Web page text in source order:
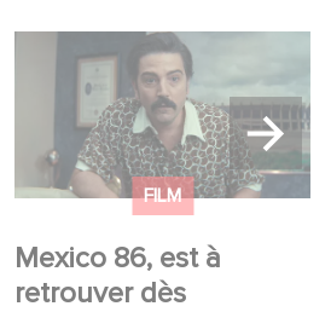
FILM
Mexico 86, est à
retrouver dès
Mexico 86, est à retrouver
dès maintenant sur Netflix